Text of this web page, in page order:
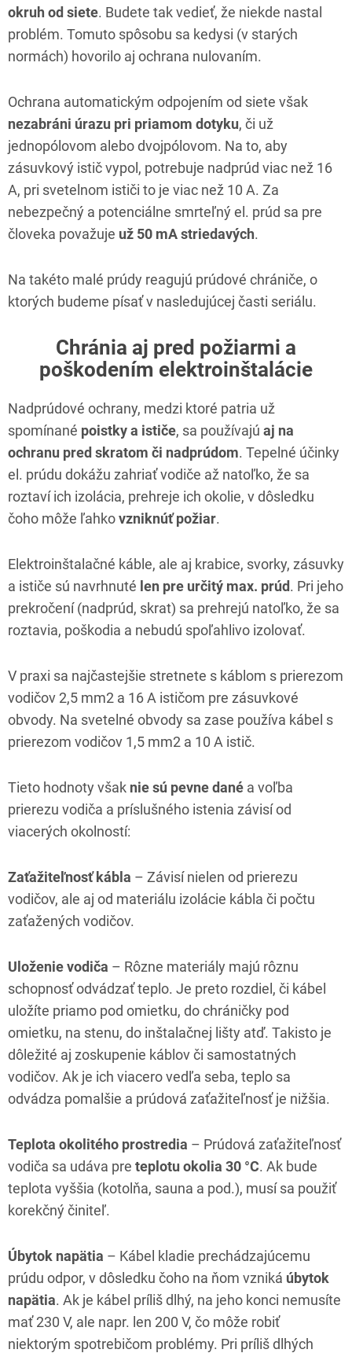
okruh od siete. Budete tak vedieť, že niekde nastal
problém. Tomuto spôsobu sa kedysi (v starých
normách) hovorilo aj ochrana nulovaním.
Ochrana automatickým odpojením od siete však
nezabráni úrazu pri priamom dotyku, či už
jednopólovom alebo dvojpólovom. Na to, aby
zásuvkový istič vypol, potrebuje nadprúd viac než 16
A, pri svetelnom ističi to je viac než 10 A. Za
nebezpečný a potenciálne smrteľný el. prúd sa pre
človeka považuje už 50 mA striedavých.
Na takéto malé prúdy reagujú prúdové chrániče, o
ktorých budeme písať v nasledujúcej časti seriálu.
Chránia aj pred požiarmi a
poškodením elektroinštalácie
Nadprúdové ochrany, medzi ktoré patria už
spomínané poistky a ističe, sa používajú aj na
ochranu pred skratom či nadprúdom. Tepelné účinky
el. prúdu dokážu zahriať vodiče až natoľko, že sa
roztaví ich izolácia, prehreje ich okolie, v dôsledku
čoho môže ľahkovzniknúť požiar.
Elektroinštalačné káble, ale aj krabice, svorky, zásuvky
a ističe sú navrhnuté len pre určitý max. prúd. Pri jeho
prekročení (nadprúd, skrat) sa prehrejú natoľko, že sa
roztavia, poškodia a nebudú spoľahlivo izolovať.
V praxi sa najčastejšie stretnete s káblom s prierezom
vodičov 2,5 mm2 a 16 A ističom pre zásuvkové
obvody. Na svetelné obvody sa zase používa kábel s
prierezom vodičov 1,5 mm2 a 10 A istič.
Tieto hodnoty však nie sú pevne dané a voľba
prierezu vodiča a príslušného istenia závisí od
viacerých okolností:
Zaťažiteľnosť kábla – Závisí nielen od prierezu
vodičov, ale aj od materiálu izolácie kábla či počtu
zaťažených vodičov.
Uloženie vodiča – Rôzne materiály majú rôznu
schopnosť odvádzať teplo. Je preto rozdiel, či kábel
uložíte priamo pod omietku, do chráničky pod
omietku, na stenu, do inštalačnej lišty atď. Takisto je
dôležité aj zoskupenie káblov či samostatných
vodičov. Ak je ich viacero vedľa seba, teplo sa
odvádza pomalšie a prúdová zaťažiteľnosť je nižšia.
Teplota okolitého prostredia – Prúdová zaťažiteľnosť
vodiča sa udáva pre teplotu okolia 30 °C. Ak bude
teplota vyššia (kotolňa, sauna a pod.), musí sa použiť
korekčný činiteľ.
Úbytok napätia – Kábel kladie prechádzajúcemu
prúdu odpor, v dôsledku čoho na ňom vzniká úbytok
napätia. Ak je kábel príliš dlhý, na jeho konci nemusíte
mať 230 V, ale napr. len 200 V, čo môže robiť
niektorým spotrebičom problémy. Pri príliš dlhých